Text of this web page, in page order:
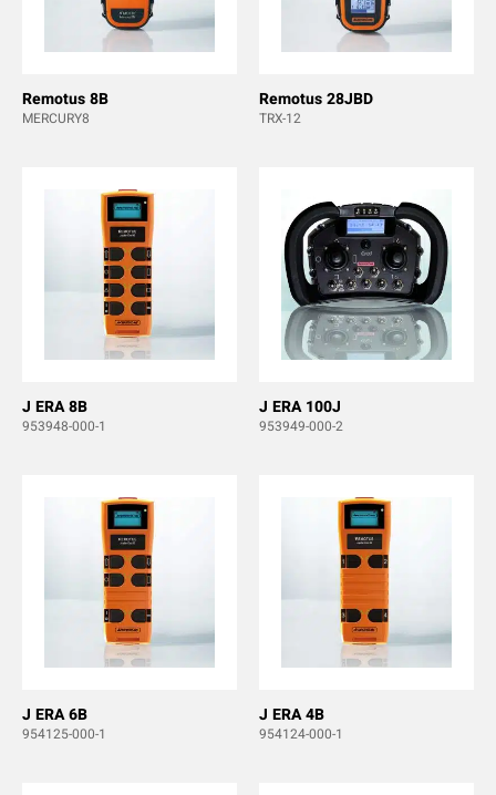
Remotus 8B
MERCURY8
Remotus 28JBD
TRX-12
J ERA 8B
953948-000-1
J ERA 100J
953949-000-2
J ERA 6B
954125-000-1
J ERA 4B
954124-000-1